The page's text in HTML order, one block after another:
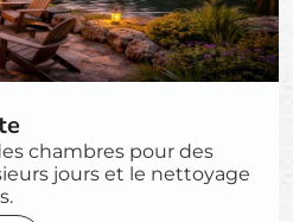
chambres pour des
jours et le nettoyage